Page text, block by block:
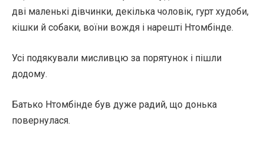
дві маленькі дівчинки, декілька чоловік, гурт худоби,
кішки й собаки, воїни вождя і нарешті Нтомбінде.
Усі подякували мисливцю за порятунок і пішли
додому.
Батько Нтомбінде був дуже радий, що донька
повернулася.